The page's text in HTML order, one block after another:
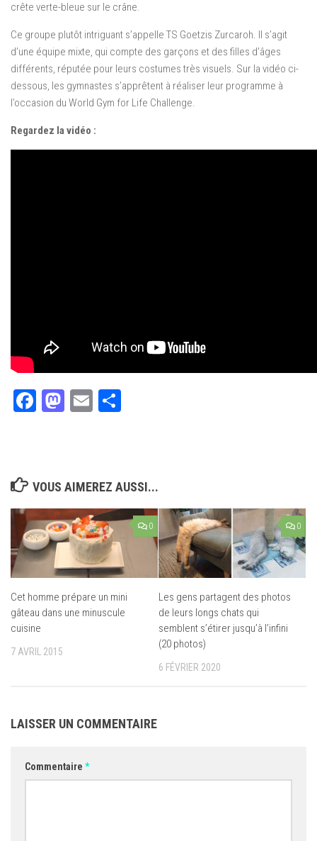
crête verte-bleue sur le crâne.
Ce groupe plutôt intriguant s’appelle TS Goetzis Zurcaroh. Il s’agit
d’une équipe mixte, qui compte des garçons et des filles d’âges
différents, réputée pour leurs costumes très visuels. Sur la vidéo ci-
dessous, les gymnastes s’apprêtent à réaliser leur programme à
l’occasion du World Gym for Life Challenge.
Regardez la vidéo :
Facebook
Mastodon
Email
VOUS AIMEREZ AUSSI...
0
Cet homme prépare un mini
gâteau dans une minuscule
cuisine
7 AVRIL 2015
0
Les gens partagent des photos
de leurs longs chats qui
semblent s’étirer jusqu’à l’infini
(20 photos)
6 FÉVRIER 2020
LAISSER UN COMMENTAIRE
Commentaire *